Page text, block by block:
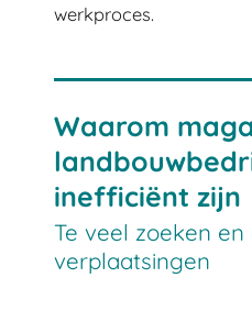
werkproces.
Waarom
inefficiënt zijn
Te veel zoeken
verplaatsingen